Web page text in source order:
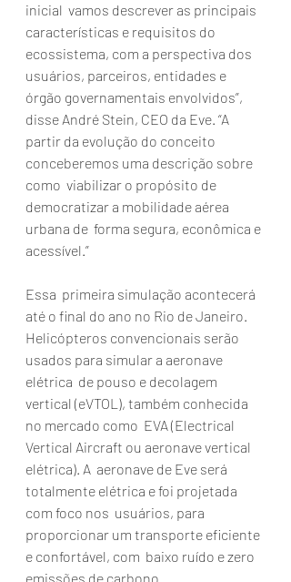
inicial  vamos descrever as principais
características e requisitos do
ecossistema, com a perspectiva dos
usuários, parceiros, entidades e
órgão governamentais envolvidos”,
disse André Stein, CEO da Eve. “A
partir da evolução do conceito
conceberemos uma descrição sobre
como  viabilizar o propósito de
democratizar a mobilidade aérea
urbana de  forma segura, econômica e
acessível.”
Essa  primeira simulação acontecerá
até o final do ano no Rio de Janeiro.
Helicópteros convencionais serão
usados para simular a aeronave
elétrica  de pouso e decolagem
vertical (eVTOL), também conhecida
no mercado como  EVA (Electrical
Vertical Aircraft ou aeronave vertical
elétrica). A  aeronave de Eve será
totalmente elétrica e foi projetada
com foco nos  usuários, para
proporcionar um transporte eficiente
e confortável, com  baixo ruído e zero
emissões de carbono.